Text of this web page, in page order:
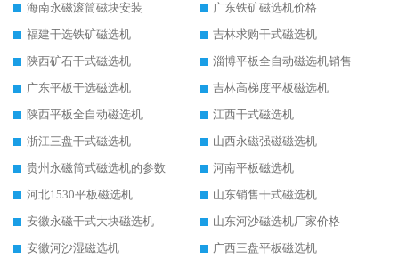
海南永磁滚筒磁块安装
广东铁矿磁选机价格
福建干选铁矿磁选机
吉林求购干式磁选机
陕西矿石干式磁选机
淄博平板全自动磁选机销售
广东平板干选磁选机
吉林高梯度平板磁选机
陕西平板全自动磁选机
江西干式磁选机
浙江三盘干式磁选机
山西永磁强磁磁选机
贵州永磁筒式磁选机的参数
河南平板磁选机
河北1530平板磁选机
山东销售干式磁选机
安徽永磁干式大块磁选机
山东河沙磁选机厂家价格
安徽河沙湿磁选机
广西三盘平板磁选机